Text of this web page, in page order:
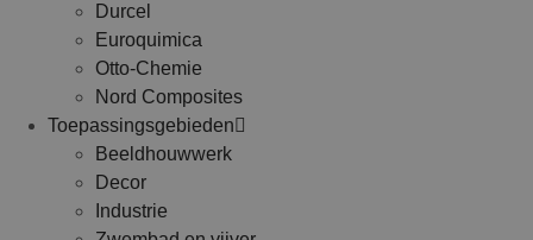
Durcel
Euroquimica
Otto-Chemie
Nord Composites
Toepassingsgebieden
Beeldhouwwerk
Decor
Industrie